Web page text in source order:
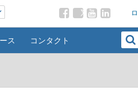
ス コンタクト